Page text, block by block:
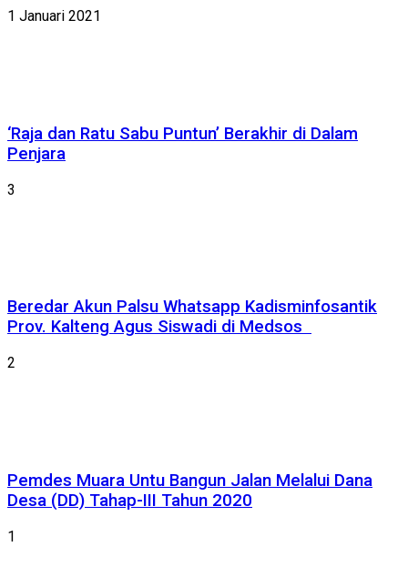
1 Januari 2021
‘Raja dan Ratu Sabu Puntun’ Berakhir di Dalam
Penjara
3
Beredar Akun Palsu Whatsapp Kadisminfosantik
Prov. Kalteng Agus Siswadi di Medsos
2
Pemdes Muara Untu Bangun Jalan Melalui Dana
Desa (DD) Tahap-III Tahun 2020
1